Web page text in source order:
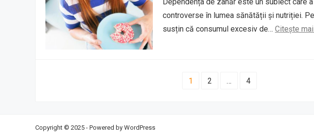
controverse în lumea sănătății și nutriției.
susțin că consumul excesiv de… Citește
1 2 … 4
Copyright © 2025 - Powered by WordPress